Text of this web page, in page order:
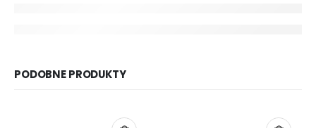
PODOBNE PRODUKTY